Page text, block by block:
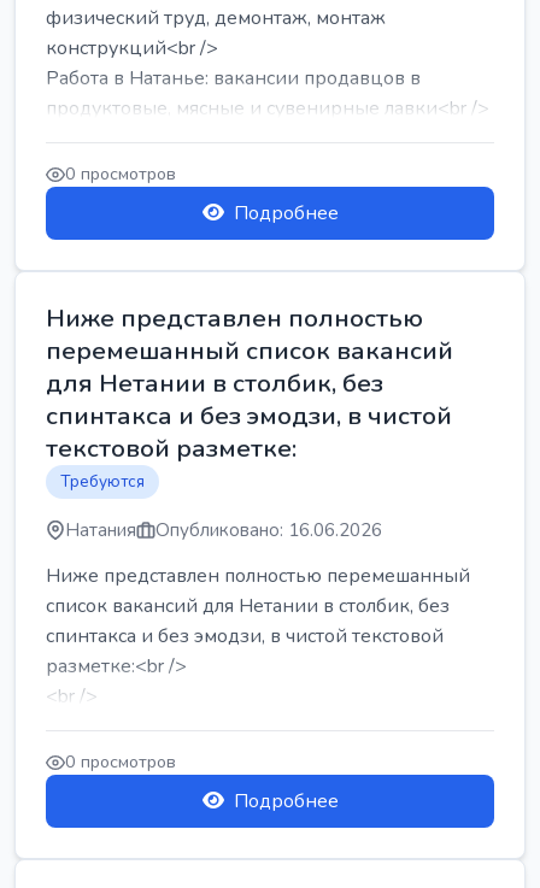
физический труд, демонтаж, монтаж
конструкций<br />
Работа в Натанье: вакансии продавцов в
продуктовые, мясные и сувенирные лавки<br />
Разнорабочий на сборку м...
0 просмотров
Подробнее
Ниже представлен полностью
перемешанный список вакансий
для Нетании в столбик, без
спинтакса и без эмодзи, в чистой
текстовой разметке:
Требуются
Натания Опубликовано: 16.06.2026
Ниже представлен полностью перемешанный
список вакансий для Нетании в столбик, без
спинтакса и без эмодзи, в чистой текстовой
разметке:<br />
<br />
Работа в Нетании на мебельном производстве:
требу...
0 просмотров
Подробнее